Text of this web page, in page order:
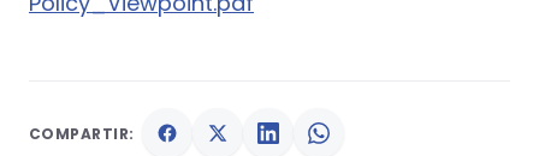
COMPARTIR: